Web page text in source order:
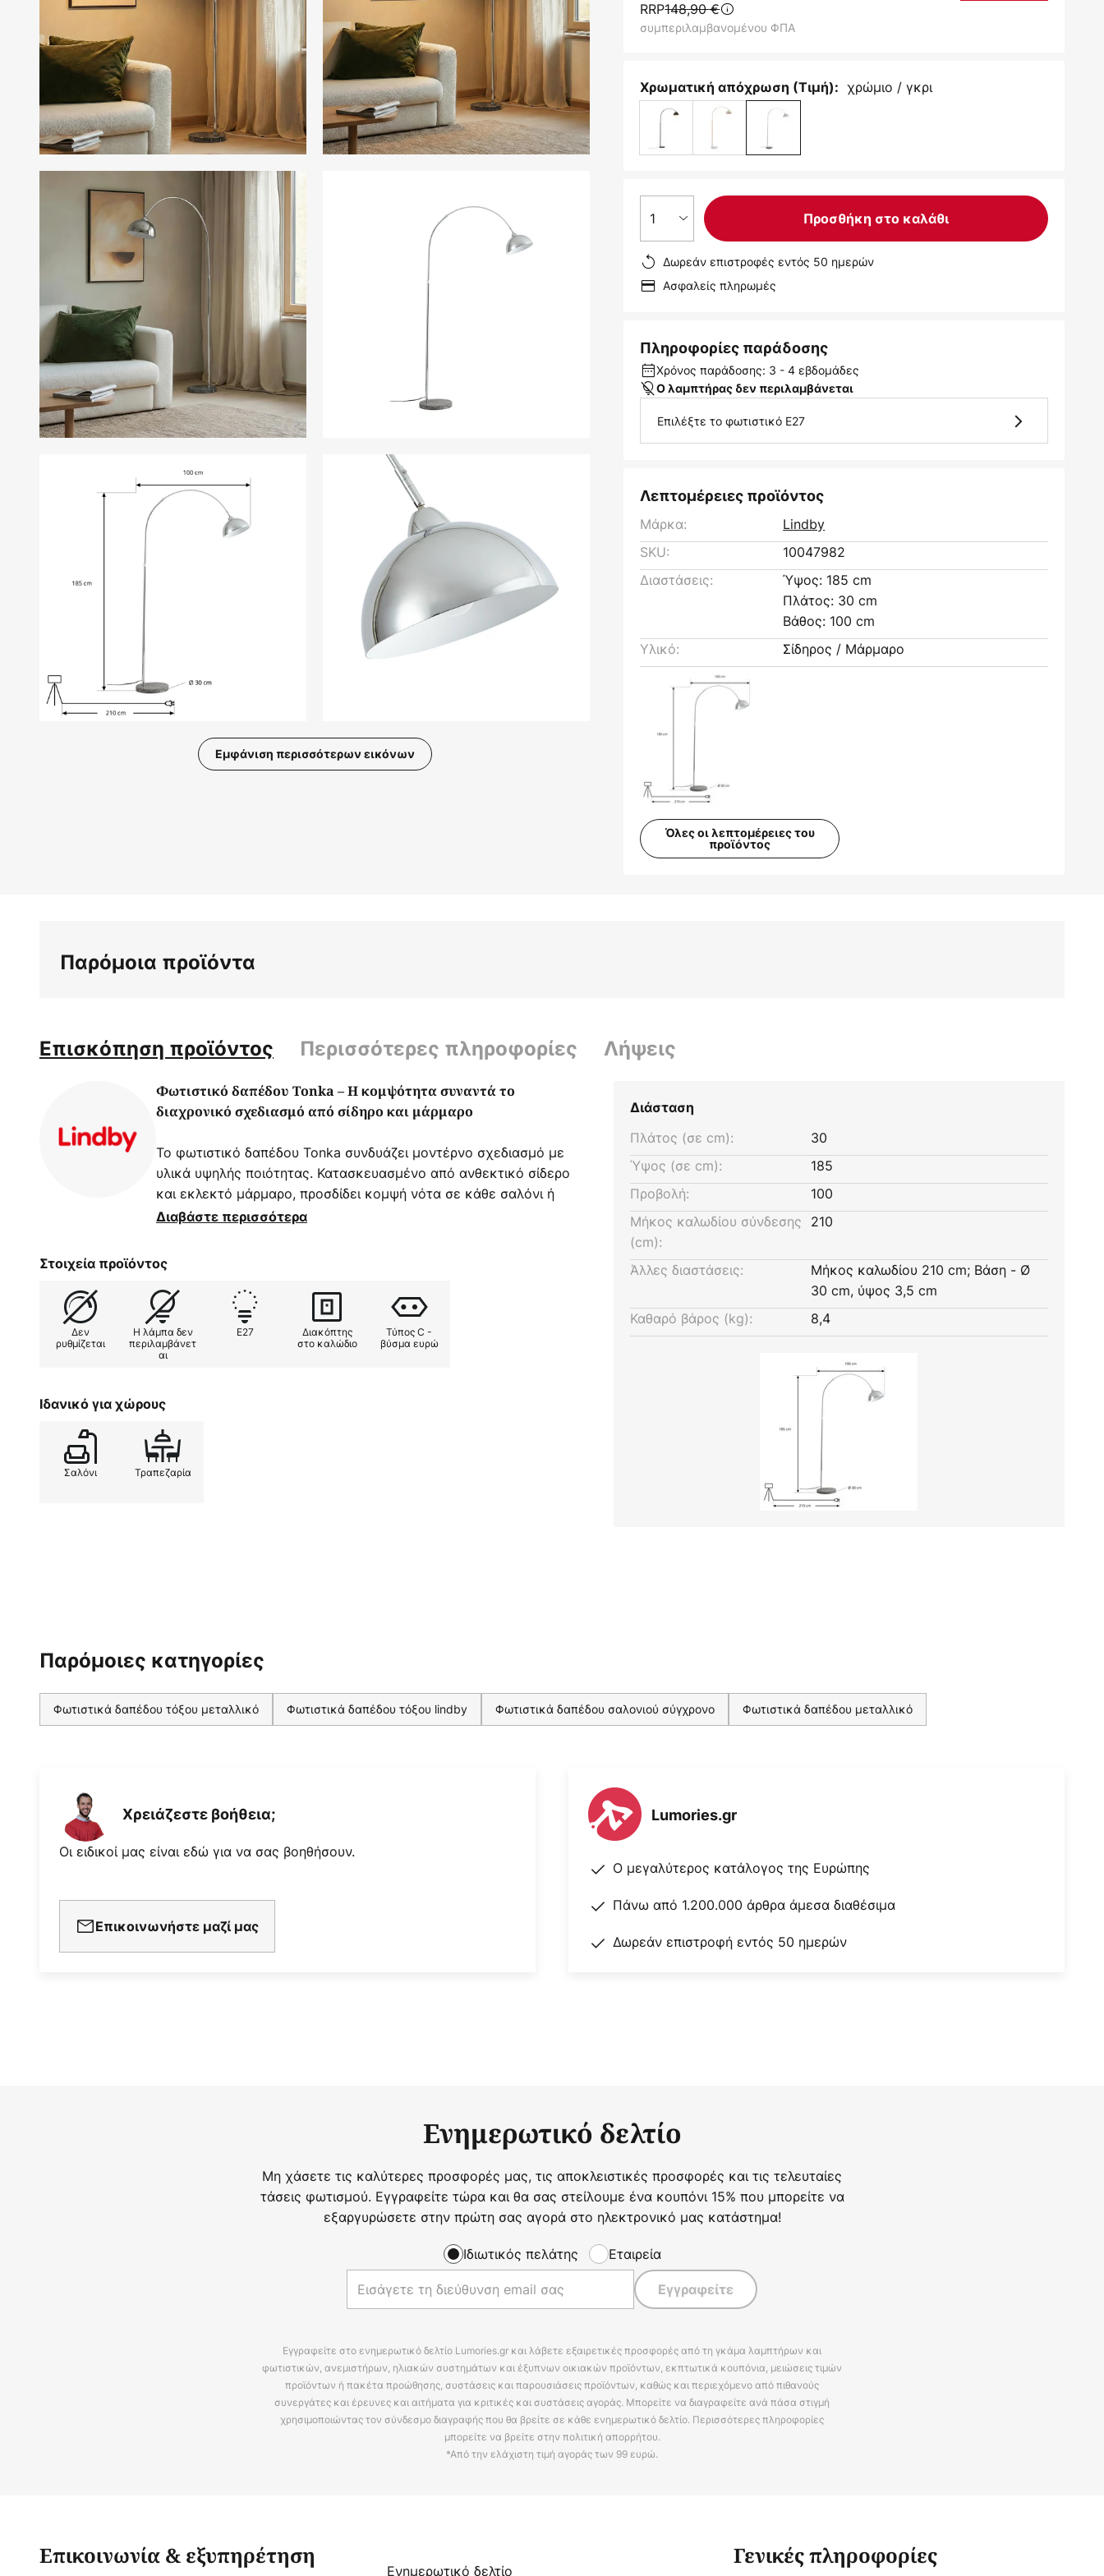
Εμφάνιση περισσότερων εικόνων
RRP148,90 €
συμπεριλαμβανομένου ΦΠΑ
Χρωματική απόχρωση (Τιμή): χρώμιο / γκρι
1 Προσθήκη στο καλάθι
Δωρεάν επιστροφές εντός 50 ημερών
Ασφαλείς πληρωμές
Πληροφορίες παράδοσης
Χρόνος παράδοσης: 3 - 4 εβδομάδες
Ο λαμπτήρας δεν περιλαμβάνεται
Επιλέξτε το φωτιστικό E27
Λεπτομέρειες προϊόντος
Μάρκα:
Lindby
SKU:
10047982
Διαστάσεις:
Ύψος: 185 cm
Πλάτος: 30 cm
Βάθος: 100 cm
Υλικό:
Σίδηρος / Μάρμαρο
Όλες οι λεπτομέρειες του
προϊόντος
Παρόμοια προϊόντα
Επισκόπηση προϊόντος Περισσότερες πληροφορίες Λήψεις
Φωτιστικό δαπέδου Tonka – Η κομψότητα συναντά το
διαχρονικό σχεδιασμό από σίδηρο και μάρμαρο
Το φωτιστικό δαπέδου Tonka συνδυάζει μοντέρνο σχεδιασμό με
υλικά υψηλής ποιότητας. Κατασκευασμένο από ανθεκτικό σίδερο
και εκλεκτό μάρμαρο, προσδίδει κομψή νότα σε κάθε σαλόνι ή
τραπεζαρία. Ο αρμονικός συνδυασμός χρωμίου και γκρι
διακόσμησης.
Με τις καθαρές γραμμές και την υψηλής ποιότητας κατασκευή
του, το φωτιστικό δαπέδου Tonka γίνεται το επίκεντρο κάθε
χώρου. Δεν προσφέρει μόνο μια ευχάριστη πηγή φωτός, αλλά
Ιδανικό για χρήση σε σαλόνια και τραπεζαρίες, δημιουργεί μια
Διαβάστε περισσότερα
Στοιχεία προϊόντος
Δεν
ρυθμίζεται
Η λάμπα δεν
περιλαμβάνετ
αι
E27
Διακόπτης
στο καλώδιο
Τύπος C -
βύσμα ευρώ
Ιδανικό για χώρους
Σαλόνι Τραπεζαρία
Διάσταση
Πλάτος (σε cm):
30
Ύψος (σε cm):
185
Προβολή:
100
Μήκος καλωδίου σύνδεσης
(cm):
210
Άλλες διαστάσεις:
Μήκος καλωδίου 210 cm; Βάση - Ø
30 cm, ύψος 3,5 cm
Καθαρό βάρος (kg):
8,4
Παρόμοιες κατηγορίες
Φωτιστικά δαπέδου τόξου μεταλλικό Φωτιστικά δαπέδου τόξου lindby Φωτιστικά δαπέδου σαλονιού σύγχρονο Φωτιστικά δαπέδου μεταλλικό
Χρειάζεστε βοήθεια;
Οι ειδικοί μας είναι εδώ για να σας βοηθήσουν.
Επικοινωνήστε μαζί μας
Lumories.gr
Ο μεγαλύτερος κατάλογος της Ευρώπης
Πάνω από 1.200.000 άρθρα άμεσα διαθέσιμα
Δωρεάν επιστροφή εντός 50 ημερών
Ενημερωτικό δελτίο
Μη χάσετε τις καλύτερες προσφορές μας, τις αποκλειστικές προσφορές και τις τελευταίες
τάσεις φωτισμού. Εγγραφείτε τώρα και θα σας στείλουμε ένα κουπόνι 15% που μπορείτε να
εξαργυρώσετε στην πρώτη σας αγορά στο ηλεκτρονικό μας κατάστημα!
Ιδιωτικός πελάτης Εταιρεία
Εγγραφείτε
Εγγραφείτε στο ενημερωτικό δελτίο Lumories.gr και λάβετε εξαιρετικές προσφορές από τη γκάμα λαμπτήρων και
φωτιστικών, ανεμιστήρων, ηλιακών συστημάτων και έξυπνων οικιακών προϊόντων, εκπτωτικά κουπόνια, μειώσεις τιμών
προϊόντων ή πακέτα προώθησης, συστάσεις και παρουσιάσεις προϊόντων, καθώς και περιεχόμενο από πιθανούς
συνεργάτες και έρευνες και αιτήματα για κριτικές και συστάσεις αγοράς. Μπορείτε να διαγραφείτε ανά πάσα στιγμή
χρησιμοποιώντας τον σύνδεσμο διαγραφής που θα βρείτε σε κάθε ενημερωτικό δελτίο. Περισσότερες πληροφορίες
μπορείτε να βρείτε στην πολιτική απορρήτου.
*Από την ελάχιστη τιμή αγοράς των 99 ευρώ.
Επικοινωνία & εξυπηρέτηση
Ενημερωτικό δελτίο
Γενικές πληροφορίες